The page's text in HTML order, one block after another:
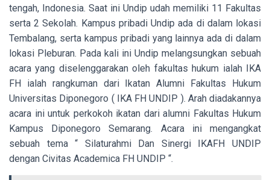
tengah, Indonesia. Saat ini Undip udah memiliki 11 Fakultas
serta 2 Sekolah. Kampus pribadi Undip ada di dalam lokasi
Tembalang, serta kampus pribadi yang lainnya ada di dalam
lokasi Pleburan. Pada kali ini Undip melangsungkan sebuah
acara yang diselenggarakan oleh fakultas hukum ialah IKA
FH ialah rangkuman dari Ikatan Alumni Fakultas Hukum
Universitas Diponegoro ( IKA FH UNDIP ). Arah diadakannya
acara ini untuk perkokoh ikatan dari alumni Fakultas Hukum
Kampus Diponegoro Semarang. Acara ini mengangkat
sebuah tema “ Silaturahmi Dan Sinergi IKAFH UNDIP
dengan Civitas Academica FH UNDIP “.